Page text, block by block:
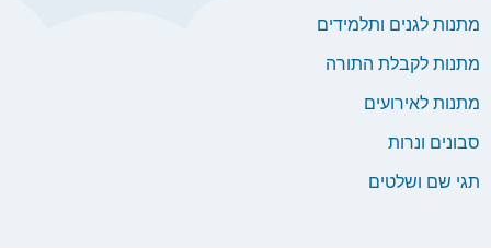
מתנות לגנים ותלמידים
מתנות לקבלת התורה
מתנות לאירועים
סבונים ונרות
תגי שם ושלטים